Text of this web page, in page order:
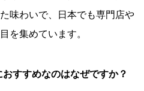
味わいで、日本でも専門店や
を集めています。
すすめなのはなぜですか？